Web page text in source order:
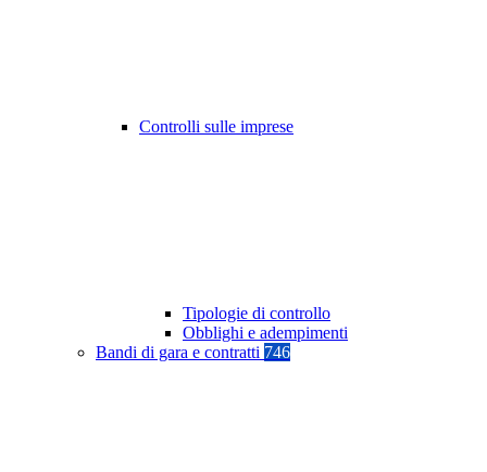
Controlli sulle imprese
Tipologie di controllo
Obblighi e adempimenti
Bandi di gara e contratti 746